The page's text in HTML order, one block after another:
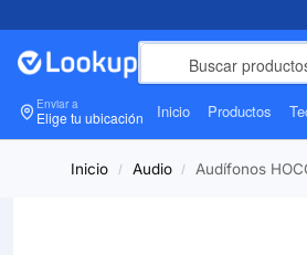
Enviar a
Elige tu ubicación Inicio Productos
Inicio / Audio / Audífonos